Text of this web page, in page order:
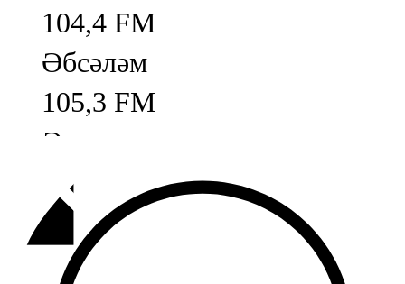
104,4 FM
Әбсәләм
105,3 FM
Әлмәт
92,9 FM
Базарлы матак
107,1 FM